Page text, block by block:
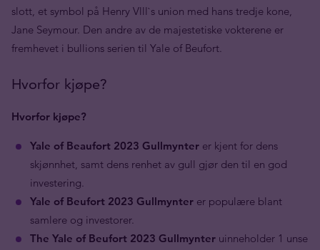
slott, et symbol på Henry Vlll`s union med hans tredje kone,
Jane Seymour. Den andre av de majestetiske vokterene er
fremhevet i bullions serien til Yale of Beufort.
Hvorfor kjøpe?
Hvorfor kjøpe?
Yale of Beaufort 2023 Gullmynter er kjent for dens
skjønnhet, samt dens renhet av gull gjør den til en god
investering.
Yale of Beufort 2023 Gullmynter er populære blant
samlere og investorer.
The Yale of Beufort 2023 Gullmynter uinneholder 1 unse